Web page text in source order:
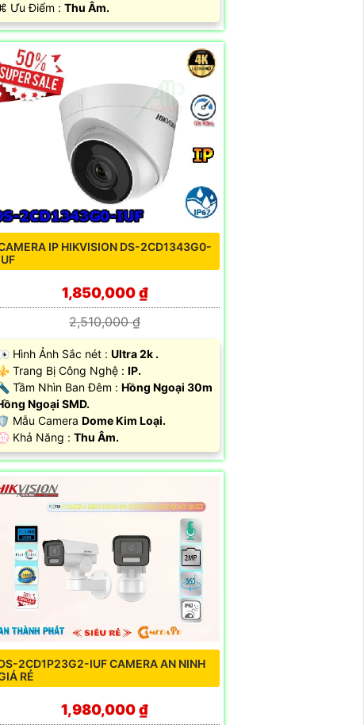
Ưu Điểm : Thu Âm.
IP HIKVISION DS-2CD1343G0-
1,850,000 ₫
2,510,000 ₫
Hình Ảnh Sắc nét : Ultra 2k .
Trang Bị Công Nghệ : IP.
Tầm Nhìn Ban Đêm : Hồng Ngoại 30m
Ngoại SMD.
Mẫu Camera Dome Kim Loại.
Khả Năng : Thu Âm.
2CD1P23G2-IUF CAMERA AN NINH
RẺ
1,980,000 ₫